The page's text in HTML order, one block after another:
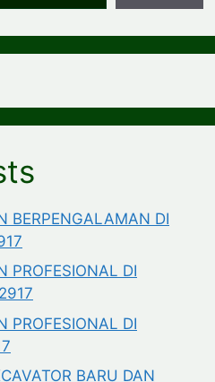
BERPENGALAMAN DI
PROFESIONAL DI
PROFESIONAL DI
BARU DAN